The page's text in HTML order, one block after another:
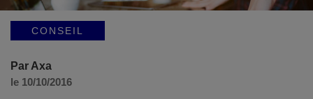
CONSEIL
Par Axa
le 10/10/2016